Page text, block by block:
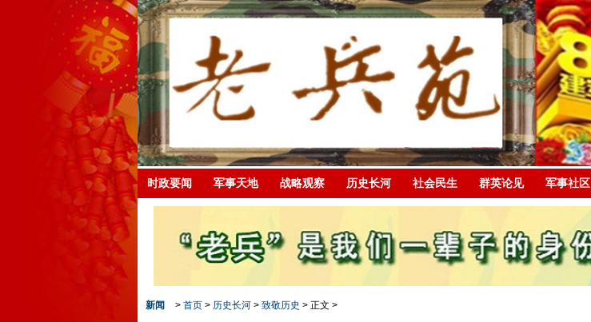
时政要闻 军事天地 战略观察 历史长河 社会民生 群英论见 军事社区
新闻 > 首页 > 历史长河 > 致敬历史 > 正文 >